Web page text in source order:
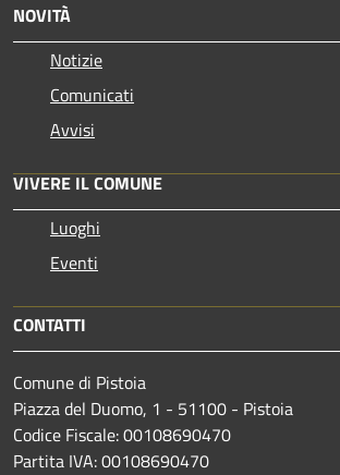
NOVITÀ
Notizie
Comunicati
Avvisi
VIVERE IL COMUNE
Luoghi
Eventi
CONTATTI
Comune di Pistoia
Piazza del Duomo, 1 - 51100 - Pistoia
Codice Fiscale: 00108690470
Partita IVA: 00108690470